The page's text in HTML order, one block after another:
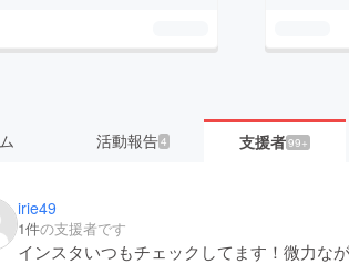
活動報告4 支援者99+
irie49
1件の支援者です
インスタいつもチェックしてます！微力な